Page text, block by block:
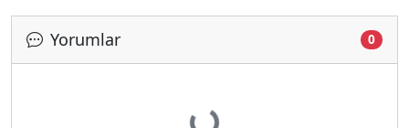
Yorumlar 0
Yükleniyor...